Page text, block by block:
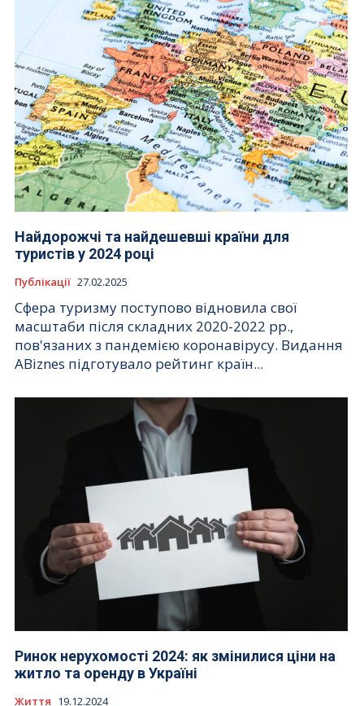
Найдорожчі та найдешевші країни для
туристів у 2024 році
Публікації 27.02.2025
Сфера туризму поступово відновила свої
масштаби після складних 2020-2022 рр.,
пов'язаних з пандемією коронавірусу. Видання
ABiznes підготувало рейтинг країн...
Ринок нерухомості 2024: як змінилися ціни на
житло та оренду в Україні
Життя 19.12.2024